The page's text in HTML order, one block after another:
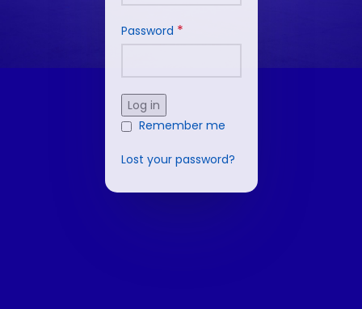
Password *
Log in
Remember me
Lost your password?